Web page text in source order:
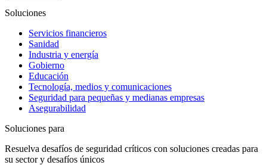
Soluciones
Servicios financieros
Sanidad
Industria y energía
Gobierno
Educación
Tecnología, medios y comunicaciones
Seguridad para pequeñas y medianas empresas
Asegurabilidad
Soluciones para
Resuelva desafíos de seguridad críticos con soluciones creadas para
su sector y desafíos únicos